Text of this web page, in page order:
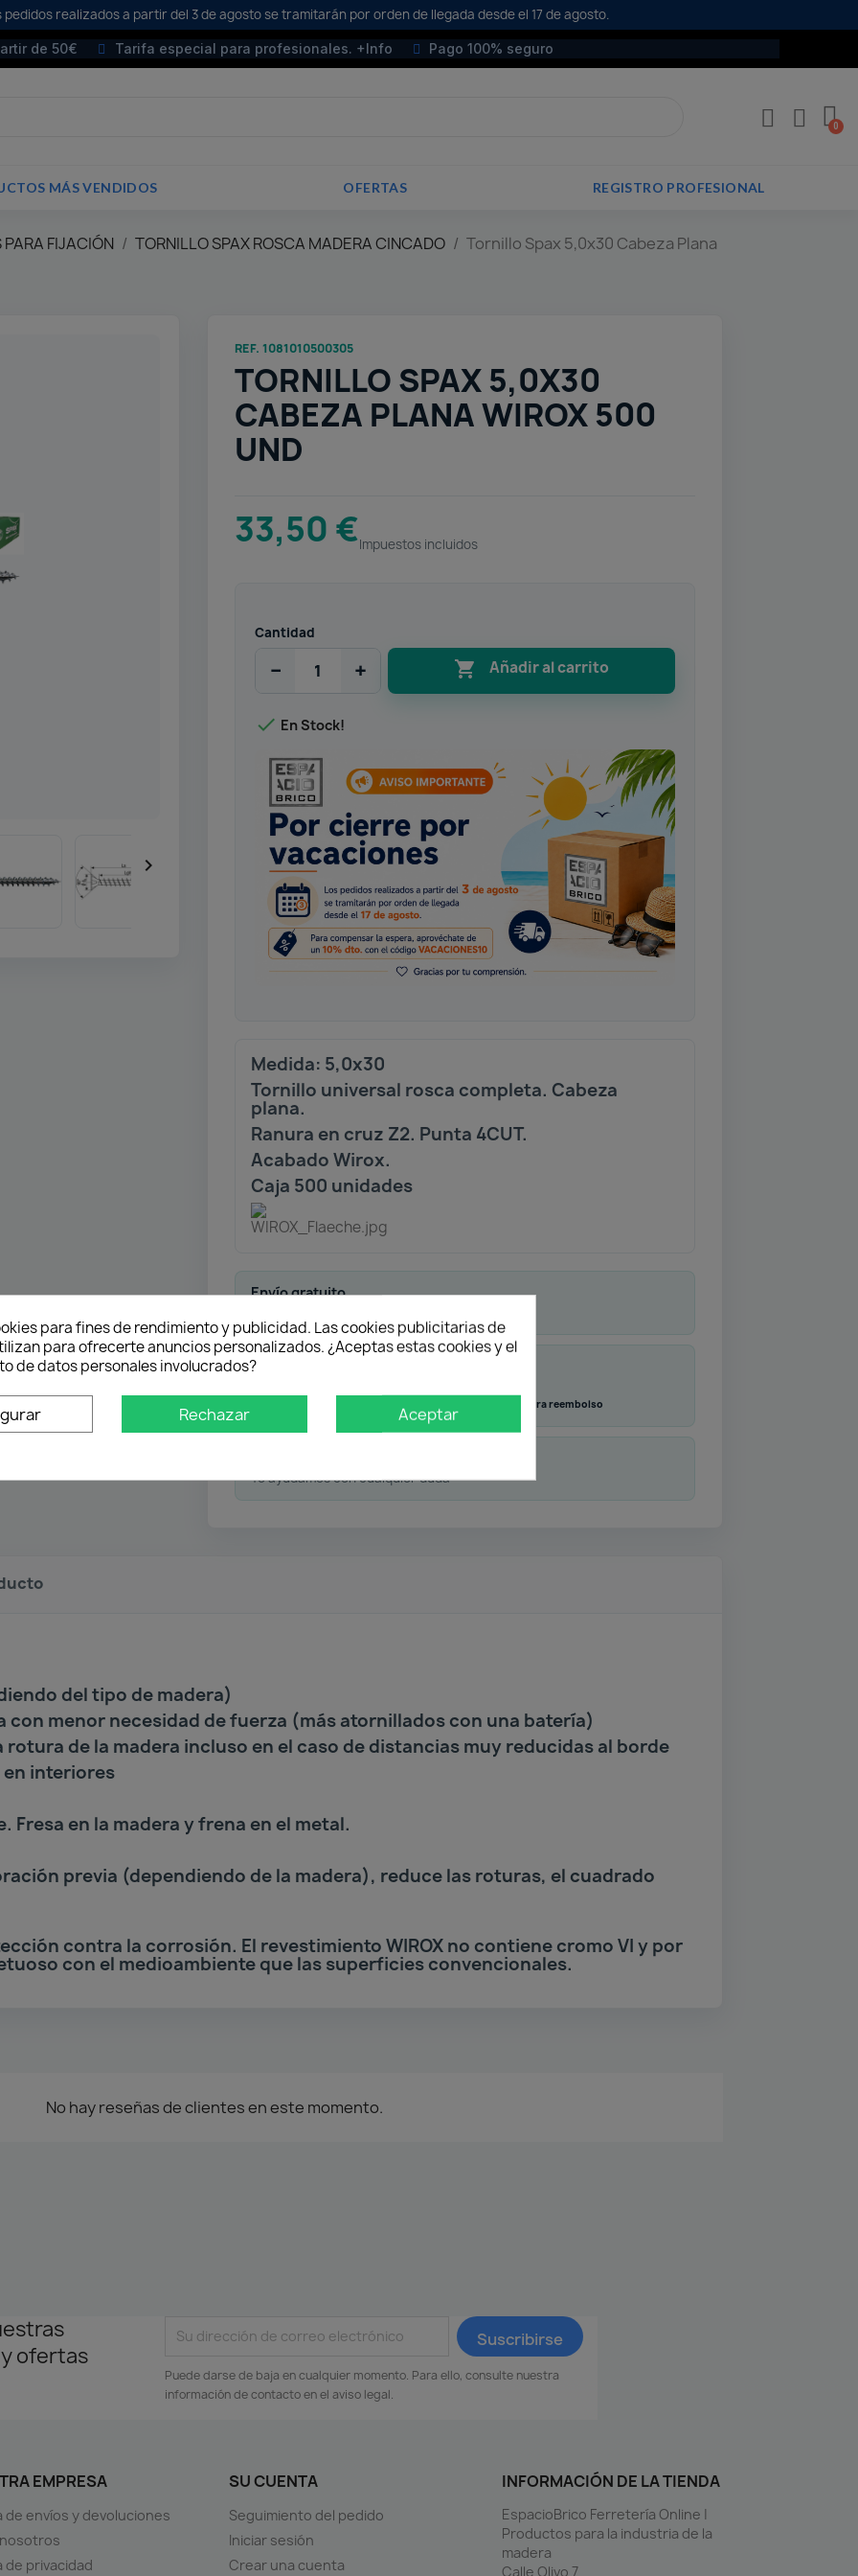
realizados a partir del 3 de agosto se tramitarán por orden de llegada desde el 17 de agosto.
de 50€ Tarifa especial para profesionales. +Info Pago 100% seguro
MÁS VENDIDOS OFERTAS REGISTRO PROFESIONAL
FIJACIÓN TORNILLO SPAX ROSCA MADERA CINCADO Tornillo Spax 5,0x30 Cabeza Plana

REF. 1081010500305
TORNILLO SPAX 5,0X30
CABEZA PLANA WIROX 500
UND
33,50 €Impuestos incluidos
Cantidad
− +  Añadir al carrito
 En Stock!
Medida: 5,0x30
Tornillo universal rosca completa. Cabeza
plana.
Ranura en cruz Z2. Punta 4CUT.
Acabado Wirox.
Caja 500 unidades
Envío gratuito
Pago flexible
Contra reembolso
Te ayudamos con cualquier duda
del tipo de madera)
con menor necesidad de fuerza (más atornillados con una batería)
de la madera incluso en el caso de distancias muy reducidas al borde
interiores
Fresa en la madera y frena en el metal.
previa (dependiendo de la madera), reduce las roturas, el cuadrado
contra la corrosión. El revestimiento WIROX no contiene cromo VI y por
con el medioambiente que las superficies convencionales.
No hay reseñas de clientes en este momento.
ofertas
Puede darse de baja en cualquier momento. Para ello, consulte nuestra
información de contacto en el aviso legal.
EMPRESA
de envíos y devoluciones
de privacidad
SU CUENTA
Seguimiento del pedido
Iniciar sesión
Crear una cuenta
INFORMACIÓN DE LA TIENDA
EspacioBrico Ferretería Online |
Productos para la industria de la
madera
Calle Olivo 7
para fines de rendimiento y publicidad. Las cookies publicitarias de
para ofrecerte anuncios personalizados. ¿Aceptas estas cookies y el
de datos personales involucrados?
Rechazar Aceptar